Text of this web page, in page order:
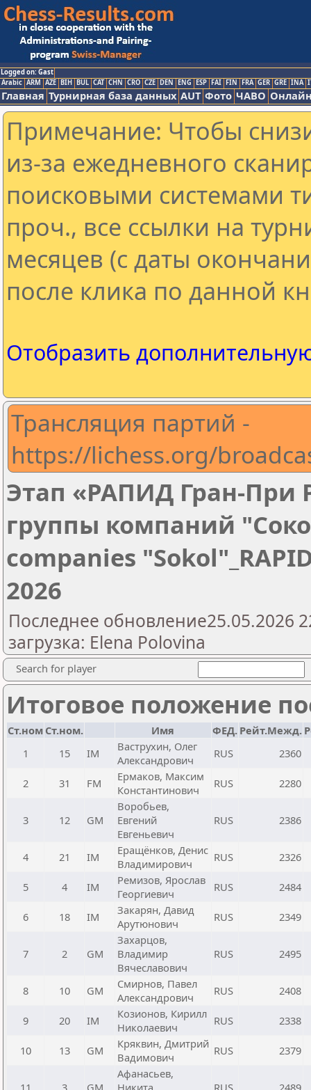
Logged on: Gast
Arabic ARM AZE BIH BUL CAT CHN CRO CZE DEN ENG ESP FAI FIN FRA GER GRE INA
Главная Турнирная база данных AUT Фото ЧАВО
Примечание: Чтобы
из-за ежедневного
поисковыми системами
проч., все ссылки на
месяцев (с даты
после клика по данной
Отобразить
Трансляция партий -
https://lichess.org/
Этап «РАПИД Гран-При
группы компаний
companies
2026
Последнее обновление25.05.2026
загрузка: Elena Polovina
Search for player
Итоговое положение
Ст.ном Ст.ном. Имя ФЕД. Рейт.Межд.
1
15 IM
Ваструхин, Олег
Александрович
RUS 2360
2 31 FM
Ермаков, Максим
Константинович
RUS 2280
3 12 GM
Воробьев,
Евгений
Евгеньевич
RUS 2386
4 21 IM
Еращёнков, Денис
Владимирович
RUS 2326
5 4 IM
Ремизов, Ярослав
Георгиевич
RUS 2484
6 18 IM
Закарян, Давид
Арутюнович
RUS 2349
7 2 GM
Захарцов,
Владимир
Вячеславович
RUS 2495
8 10 GM
Смирнов, Павел
Александрович
RUS 2408
9 20 IM
Козионов, Кирилл
Николаевич
RUS 2338
10 13 GM
Кряквин, Дмитрий
Вадимович
RUS 2379
11 3 GM
Афанасьев,
Никита
RUS 2489